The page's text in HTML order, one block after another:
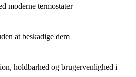
moderne termostater
at beskadige dem
holdbarhed og brugervenlighed i